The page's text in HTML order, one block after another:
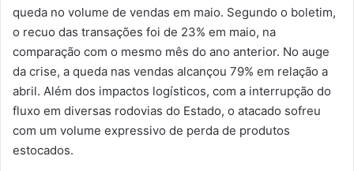
queda no volume de vendas em maio. Segundo o boletim,
o recuo das transações foi de 23% em maio, na
comparação com o mesmo mês do ano anterior. No auge
da crise, a queda nas vendas alcançou 79% em relação a
abril. Além dos impactos logísticos, com a interrupção do
fluxo em diversas rodovias do Estado, o atacado sofreu
com um volume expressivo de perda de produtos
estocados.